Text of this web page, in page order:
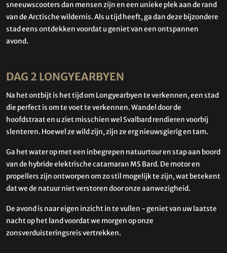
sneeuwscooters dan mensen zijn en een unieke plek aan de rand
van de Arctische wildernis. Als u tijd heeft, ga dan deze bijzondere
stad eens ontdekken voordat u geniet van een ontspannen
avond.
DAG 2 LONGYEARBYEN
Na het ontbijt is het tijd om Longyearbyen te verkennen, een stad
die perfect is om te voet te verkennen. Wandel door de
hoofdstraat en u ziet misschien wel Svalbard rendieren voorbij
slenteren. Hoewel ze wild zijn, zijn ze erg nieuwsgierig en tam.
Ga het water op met een inbegrepen natuurtour en stap aan boord
van de hybride elektrische catamaran MS Bard. De motor en
propellers zijn ontworpen om zo stil mogelijk te zijn, wat betekent
dat we de natuur niet verstoren door onze aanwezigheid.
De avond is naar eigen inzicht in te vullen - geniet van uw laatste
nacht op het land voordat we morgen op onze
zonsverduisteringsreis vertrekken.